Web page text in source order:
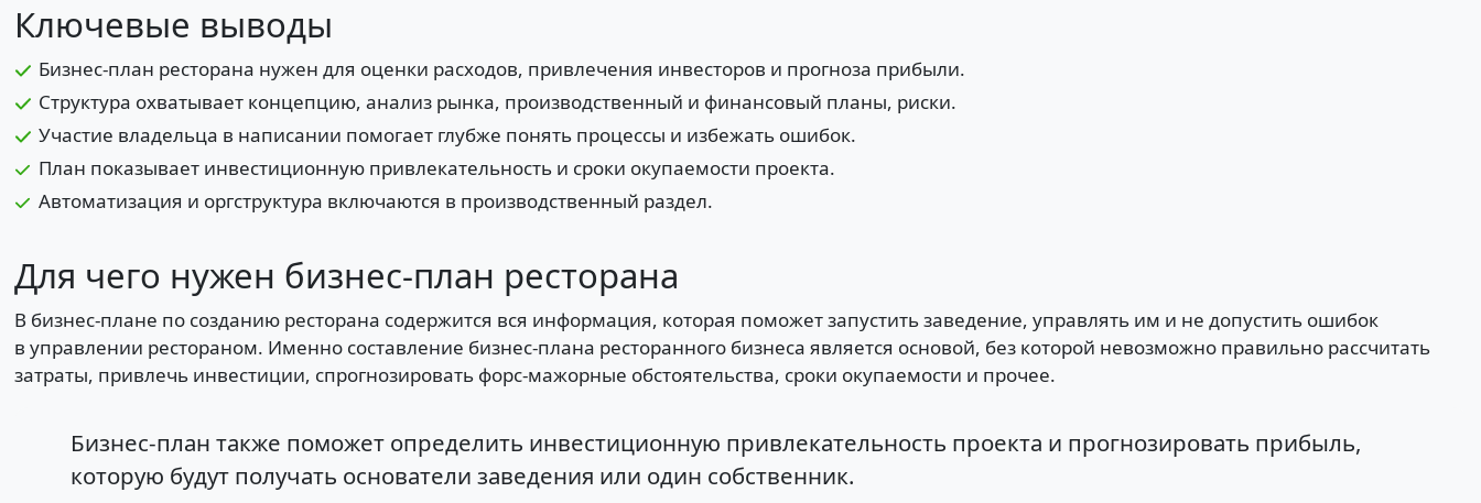
Ключевые выводы
Бизнес-план ресторана нужен для оценки расходов, привлечения инвесторов и прогноза прибыли.
Структура охватывает концепцию, анализ рынка, производственный и финансовый планы, риски.
Участие владельца в написании помогает глубже понять процессы и избежать ошибок.
План показывает инвестиционную привлекательность и сроки окупаемости проекта.
Автоматизация и оргструктура включаются в производственный раздел.
Для чего нужен бизнес-план ресторана
В бизнес-плане по созданию ресторана содержится вся информация, которая поможет запустить заведение, управлять им и не допустить ошибок
в управлении рестораном. Именно составление бизнес-плана ресторанного бизнеса является основой, без которой невозможно правильно рассчитать
затраты, привлечь инвестиции, спрогнозировать форс-мажорные обстоятельства, сроки окупаемости и прочее.
Бизнес-план также поможет определить инвестиционную привлекательность проекта и прогнозировать прибыль,
которую будут получать основатели заведения или один собственник.